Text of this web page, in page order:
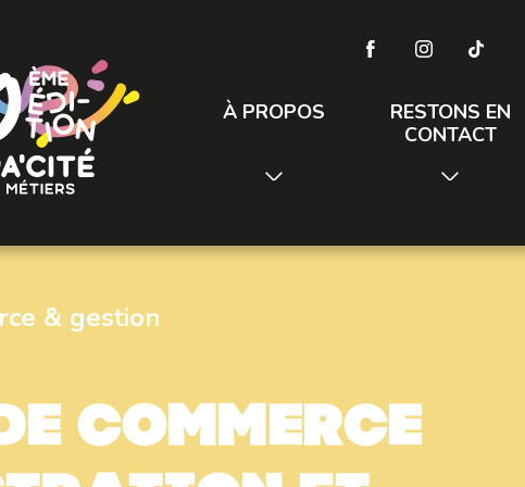
À PROPOS
RESTONS EN
CONTACT
& gestion
commerce